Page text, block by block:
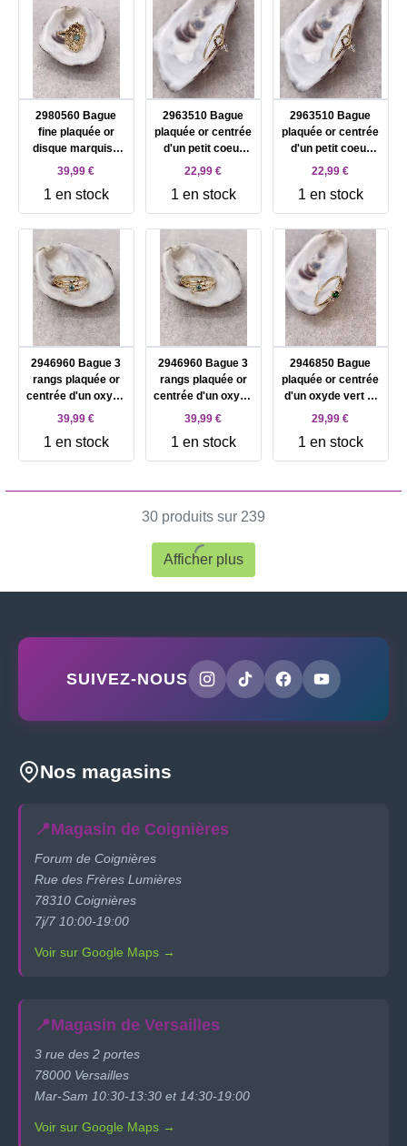
2980560 Bague
fine plaquée or
disque marquise
centrée d'une
39,99 €
1 en stock
2963510 Bague
plaquée or centrée
d'un petit coeur
d'oxyde blanc
22,99 €
1 en stock
2963510 Bague
plaquée or centrée
d'un petit coeur
d'oxyde blanc
22,99 €
1 en stock
2946960 Bague 3
rangs plaquée or
centrée d'un oxyde
bleu et 2 oxydes
39,99 €
1 en stock
2946960 Bague 3
rangs plaquée or
centrée d'un oxyde
bleu et 2 oxydes
39,99 €
1 en stock
2946850 Bague
plaquée or centrée
d'un oxyde vert et
deux blancs T58
29,99 €
1 en stock
30 produits sur 239
Afficher plus
SUIVEZ-NOUS
Nos magasins
📍Magasin de Coignières
Forum de Coignières
Rue des Frères Lumières
78310 Coignières
7j/7 10:00-19:00
Voir sur Google Maps →
📍Magasin de Versailles
3 rue des 2 portes
78000 Versailles
Mar-Sam 10:30-13:30 et 14:30-19:00
Voir sur Google Maps →